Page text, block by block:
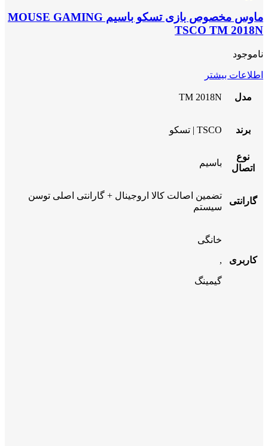
ماوس مخصوص بازی تسکو باسیم MOUSE GAMING
TSCO TM 2018N
ناموجود
اطلاعات بیشتر
مدل TM 2018N
برند TSCO | تسکو
نوع
اتصال
باسیم
گارانتی
تضمین اصالت کالا اروجینال + گارانتی اصلی توسن
سیستم
کاربری
خانگی
,
گیمینگ